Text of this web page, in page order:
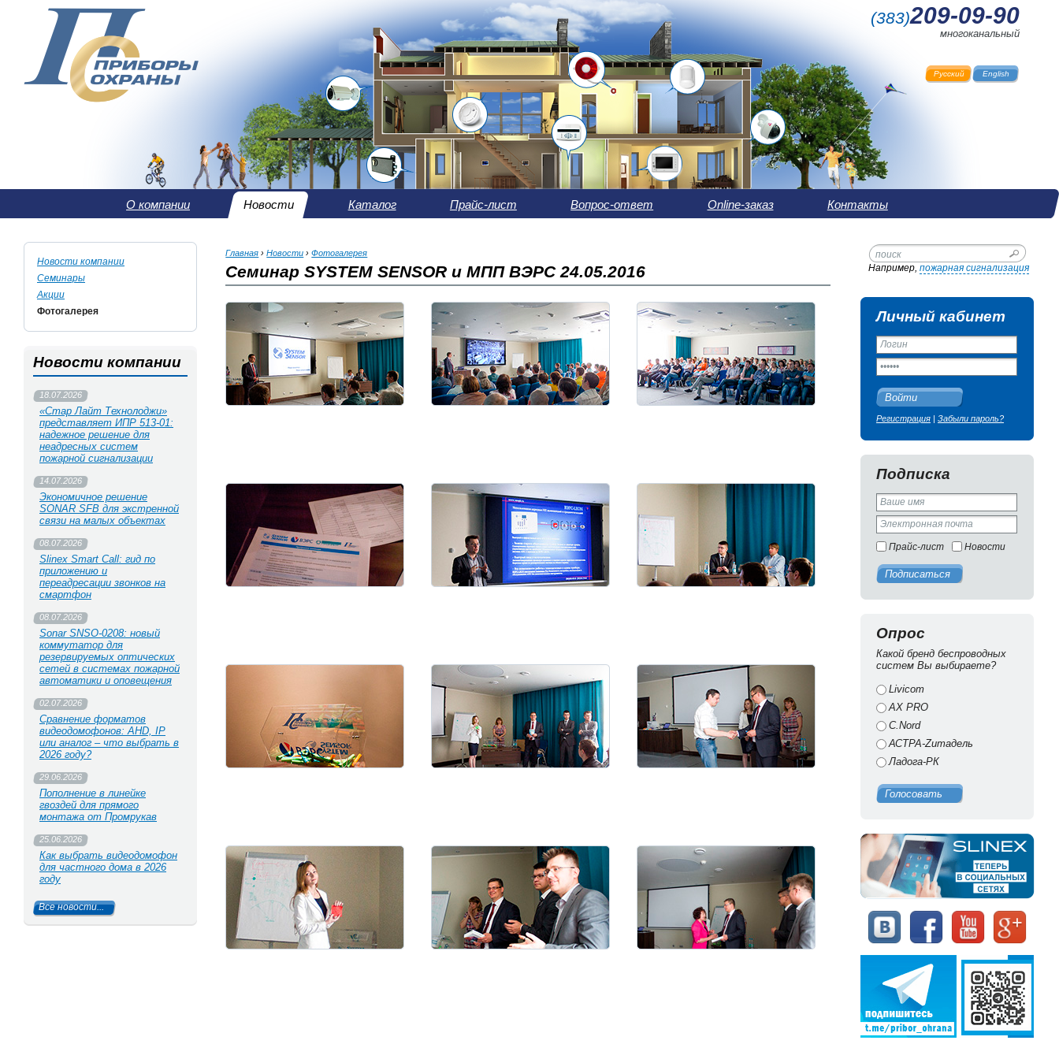
(383)209-09-90
многоканальный
English
Русский
О компании Новости Каталог Прайс-лист Вопрос-ответ Online-заказ Контакты
Новости компании
Семинары
Акции
Фотогалерея
Новости компании
18.07.2026
«Стар Лайт Технолоджи»
представляет ИПР 513‑01:
надежное решение для
неадресных систем
пожарной сигнализации
14.07.2026
Экономичное решение
SONAR SFB для экстренной
связи на малых объектах
08.07.2026
Slinex Smart Call: гид по
приложению и
переадресации звонков на
смартфон
08.07.2026
Sonar SNSO-0208: новый
коммутатор для
резервируемых оптических
сетей в системах пожарной
автоматики и оповещения
02.07.2026
Сравнение форматов
видеодомофонов: AHD, IP
или аналог – что выбрать в
2026 году?
29.06.2026
Пополнение в линейке
гвоздей для прямого
монтажа от Промрукав
25.06.2026
Как выбрать видеодомофон
для частного дома в 2026
году
Все новости...
Например, пожарная сигнализация
Личный кабинет
Войти
Регистрация | Забыли пароль?
Подписка
Прайс-лист Новости
Подписаться
Опрос
Какой бренд беспроводных
систем Вы выбираете?
Livicom
AX PRO
C.Nord
АСТРА-Zитадель
Ладога-РК
Голосовать
Главная ›Новости ›Фотогалерея
Семинар SYSTEM SENSOR и МПП ВЭРС 24.05.2016